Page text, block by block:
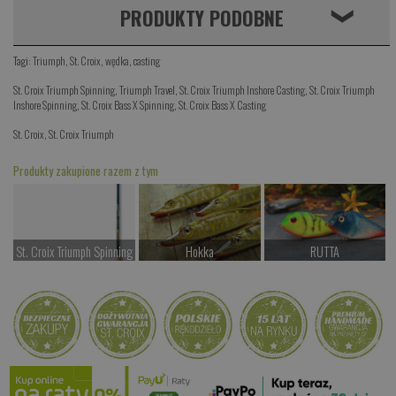
PRODUKTY PODOBNE ❮
Tagi:Triumph ,St. Croix ,wędka ,casting
St. Croix Triumph Spinning,Triumph Travel ,St. Croix Triumph Inshore Casting,St. Croix Triumph
Inshore Spinning,St. Croix Bass X Spinning,St. Croix Bass X Casting
St. Croix ,St. Croix Triumph
Produkty zakupione razem z tym
St. Croix Triumph Spinning
Kup teraz >
Hokka
Kup teraz >
RUTTA
Kup teraz >
FOKA CF
od 34.00 PLN